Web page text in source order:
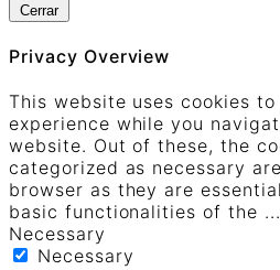
Cerrar
Privacy Overview
This website uses cookies
experience while you
website. Out of these, the
categorized as necessary
browser as they are
basic functionalities of the ...
Necessary
Necessary